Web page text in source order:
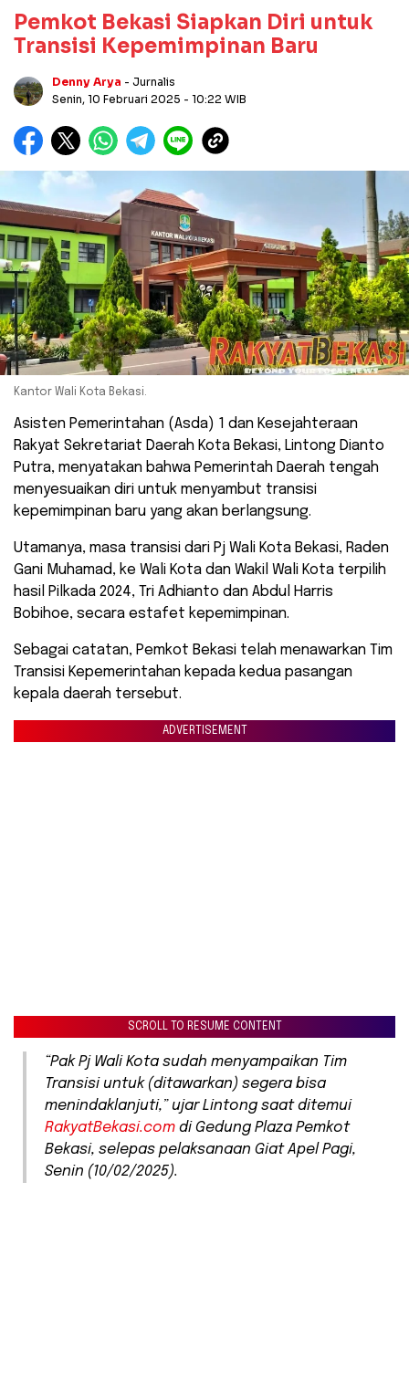
Pemkot Bekasi Siapkan Diri untuk
Transisi Kepemimpinan Baru
Denny Arya - Jurnalis
Senin, 10 Februari 2025 - 10:22 WIB
Kantor Wali Kota Bekasi.
Asisten Pemerintahan (Asda) 1 dan Kesejahteraan
Rakyat Sekretariat Daerah Kota Bekasi, Lintong Dianto
Putra, menyatakan bahwa Pemerintah Daerah tengah
menyesuaikan diri untuk menyambut transisi
kepemimpinan baru yang akan berlangsung.
Utamanya, masa transisi dari Pj Wali Kota Bekasi, Raden
Gani Muhamad, ke Wali Kota dan Wakil Wali Kota terpilih
hasil Pilkada 2024, Tri Adhianto dan Abdul Harris
Bobihoe, secara estafet kepemimpinan.
Sebagai catatan, Pemkot Bekasi telah menawarkan Tim
Transisi Kepemerintahan kepada kedua pasangan
kepala daerah tersebut.
ADVERTISEMENT
SCROLL TO RESUME CONTENT
“Pak Pj Wali Kota sudah menyampaikan Tim
Transisi untuk (ditawarkan) segera bisa
menindaklanjuti,” ujar Lintong saat ditemui
RakyatBekasi.com di Gedung Plaza Pemkot
Bekasi, selepas pelaksanaan Giat Apel Pagi,
Senin (10/02/2025).